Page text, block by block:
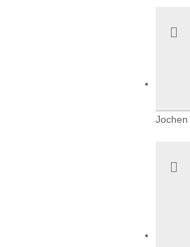
Jochen